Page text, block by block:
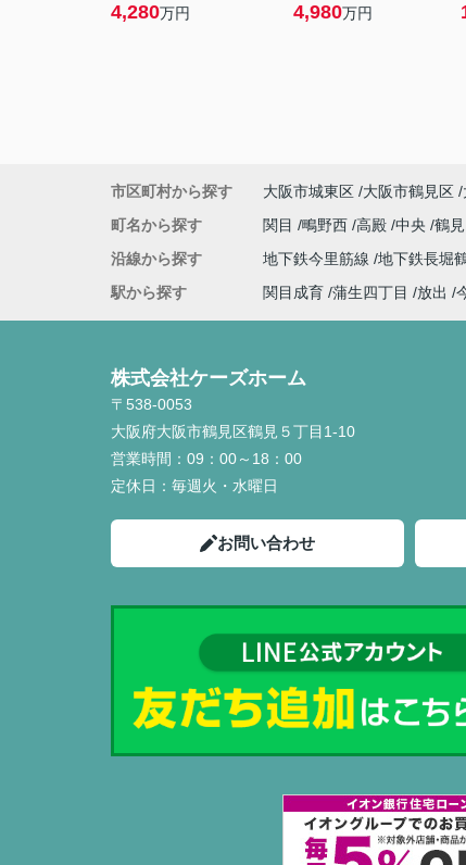
4,280万円 4,980万円
市区町村から探す 大阪市城東区 大阪市鶴見区
町名から探す
関目 鴫野西 高殿 中央 鶴見
沿線から探す
地下鉄今里筋線 地下鉄長堀
駅から探す
関目成育 蒲生四丁目 放出
株式会社ケーズホーム
〒538-0053
大阪府大阪市鶴見区鶴見５丁目1-10
営業時間： 09：00～18：00
定休日： 毎週火・水曜日
お問い合わせ